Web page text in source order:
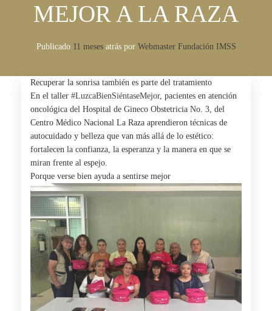
MEJOR A LA RAZA
Publicado 11 mesesatrás por Webmaster Fundación IMSS
Recuperar la sonrisa también es parte del tratamiento
En el taller #LuzcaBienSiéntaseMejor, pacientes en atención
oncológica del Hospital de Gineco Obstetricia No. 3, del
Centro Médico Nacional La Raza aprendieron técnicas de
autocuidado y belleza que van más allá de lo estético:
fortalecen la confianza, la esperanza y la manera en que se
miran frente al espejo.
Porque verse bien ayuda a sentirse mejor